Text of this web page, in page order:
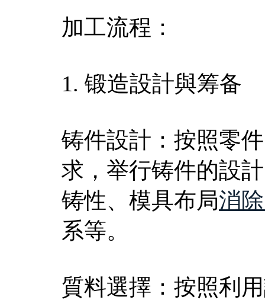
加工流程：
1. 锻造設計與筹备
铸件設計：按照零
求，举行铸件的設
铸性、模具布局消
系等。
質料選擇：按照利